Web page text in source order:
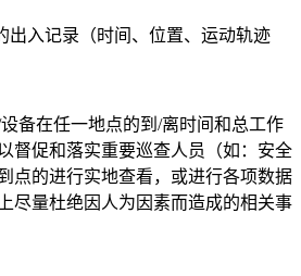
入记录（时间、位置、运动轨迹
在任一地点的到/离时间和总工作
督促和落实重要巡查人员（如：安全
点的进行实地查看，或进行各项数据
尽量杜绝因人为因素而造成的相关事